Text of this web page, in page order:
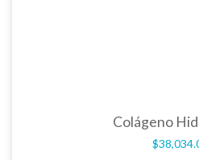
Colágeno
$